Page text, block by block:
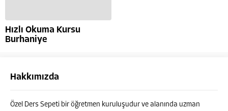
Hızlı Okuma Kursu
Burhaniye
Hakkımızda
Özel Ders Sepeti bir öğretmen kuruluşudur ve alanında uzman